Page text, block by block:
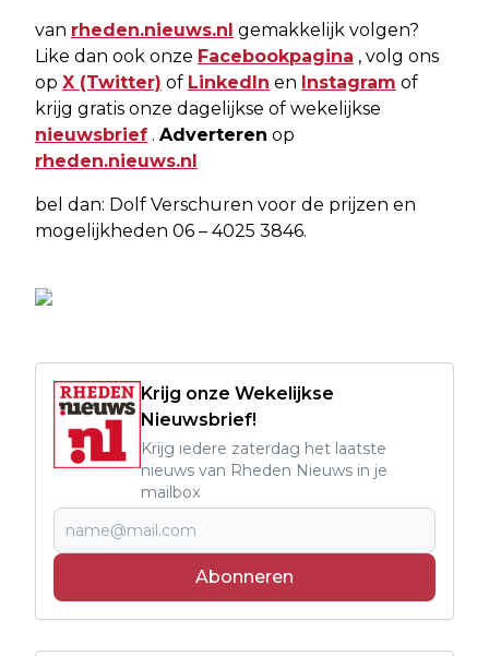
van rheden.nieuws.nl gemakkelijk volgen?
Like dan ook onze Facebookpagina , volg ons
op X (Twitter) of LinkedIn en Instagram of
krijg gratis onze dagelijkse of wekelijkse
nieuwsbrief . Adverteren op
rheden.nieuws.nl
bel dan: Dolf Verschuren voor de prijzen en
mogelijkheden 06 – 4025 3846.
Krijg onze Wekelijkse
Nieuwsbrief!
Krijg iedere zaterdag het laatste
nieuws van Rheden Nieuws in je
mailbox
Abonneren